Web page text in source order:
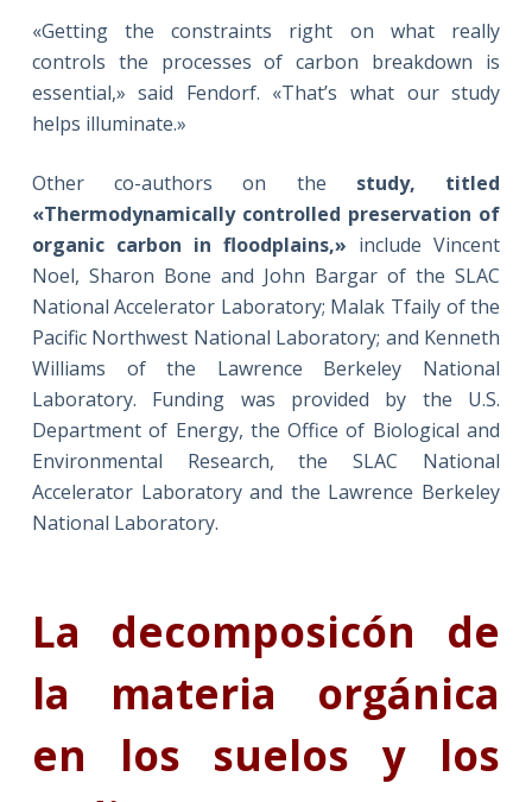
«Getting the constraints right on what really
controls the processes of carbon breakdown is
essential,» said Fendorf. «That’s what our study
helps illuminate.»
Other co-authors on the study, titled
«Thermodynamically controlled preservation of
organic carbon in floodplains,» include Vincent
Noel, Sharon Bone and John Bargar of the SLAC
National Accelerator Laboratory; Malak Tfaily of the
Pacific Northwest National Laboratory; and Kenneth
Williams of the Lawrence Berkeley National
Laboratory. Funding was provided by the U.S.
Department of Energy, the Office of Biological and
Environmental Research, the SLAC National
Accelerator Laboratory and the Lawrence Berkeley
National Laboratory.
La decomposicón de
la materia orgánica
en los suelos y los